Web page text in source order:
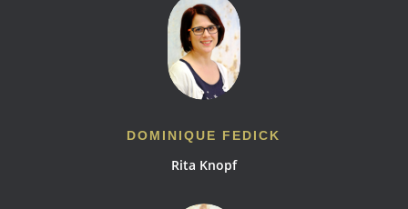
DOMINIQUE FEDICK
Rita Knopf